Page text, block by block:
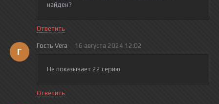
найден?
Ответить
Г
Гость Vera 16 августа 2024 12:02
Не показывает 22 серию
Ответить